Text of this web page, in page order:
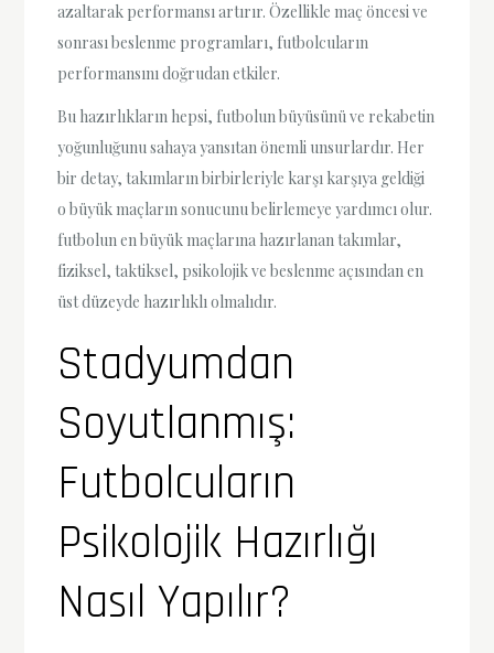
azaltarak performansı artırır. Özellikle maç öncesi ve
sonrası beslenme programları, futbolcuların
performansını doğrudan etkiler.
Bu hazırlıkların hepsi, futbolun büyüsünü ve rekabetin
yoğunluğunu sahaya yansıtan önemli unsurlardır. Her
bir detay, takımların birbirleriyle karşı karşıya geldiği
o büyük maçların sonucunu belirlemeye yardımcı olur.
futbolun en büyük maçlarına hazırlanan takımlar,
fiziksel, taktiksel, psikolojik ve beslenme açısından en
üst düzeyde hazırlıklı olmalıdır.
Stadyumdan
Soyutlanmış:
Futbolcuların
Psikolojik Hazırlığı
Nasıl Yapılır?